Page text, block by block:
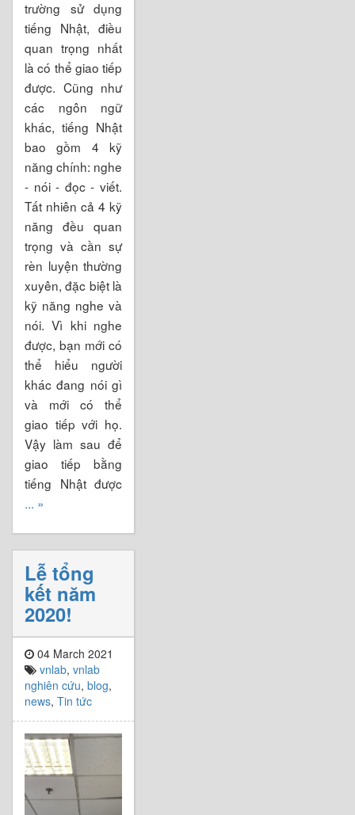
trường sử dụng
tiếng Nhật, điều
quan trọng nhất
là có thể giao tiếp
được. Cũng như
các ngôn ngữ
khác, tiếng Nhật
bao gồm 4 kỹ
năng chính: nghe
- nói - đọc - viết.
Tất nhiên cả 4 kỹ
năng đều quan
trọng và cần sự
rèn luyện thường
xuyên, đặc biệt là
kỹ năng nghe và
nói. Vì khi nghe
được, bạn mới có
thể hiểu người
khác đang nói gì
và mới có thể
giao tiếp với họ.
Vậy làm sau để
giao tiếp bằng
tiếng Nhật được
... »
Lễ tổng
kết năm
2020!
04 March 2021
vnlab, vnlab
nghiên cứu, blog,
news, Tin tức